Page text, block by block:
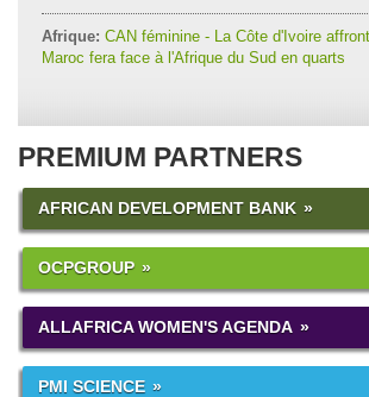
Afrique: CAN féminine - La Côte d'Ivoire
Maroc fera face à l'Afrique du Sud en quarts
PREMIUM PARTNERS
AFRICAN DEVELOPMENT BANK
OCPGROUP
ALLAFRICA WOMEN'S AGENDA
PMI SCIENCE